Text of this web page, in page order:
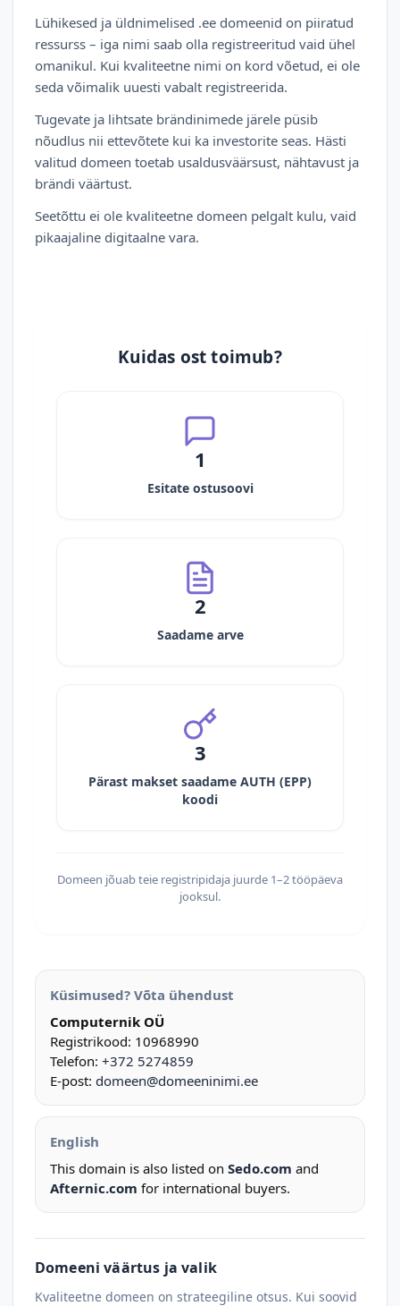
Lühikesed ja üldnimelised .ee domeenid on piiratud
ressurss – iga nimi saab olla registreeritud vaid ühel
omanikul. Kui kvaliteetne nimi on kord võetud, ei ole
seda võimalik uuesti vabalt registreerida.
Tugevate ja lihtsate brändinimede järele püsib
nõudlus nii ettevõtete kui ka investorite seas. Hästi
valitud domeen toetab usaldusväärsust, nähtavust ja
brändi väärtust.
Seetõttu ei ole kvaliteetne domeen pelgalt kulu, vaid
pikaajaline digitaalne vara.
Kuidas ost toimub?
1
Esitate ostusoovi
2
Saadame arve
3
Pärast makset saadame AUTH (EPP)
koodi
Domeen jõuab teie registripidaja juurde 1–2 tööpäeva
jooksul.
Küsimused? Võta ühendust
Computernik OÜ
Registrikood: 10968990
Telefon: +372 5274859
E-post: domeen@domeeninimi.ee
English
This domain is also listed on Sedo.com and
Afternic.com for international buyers.
Domeeni väärtus ja valik
Kvaliteetne domeen on strateegiline otsus. Kui soovid